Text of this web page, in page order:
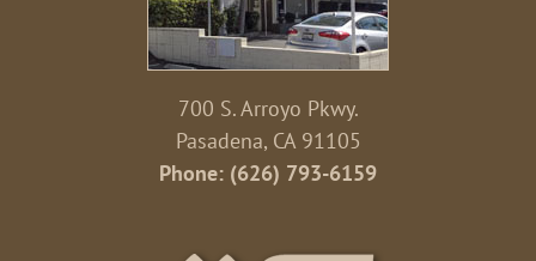
700 S. Arroyo Pkwy.
Pasadena, CA 91105
Phone: (626) 793-6159